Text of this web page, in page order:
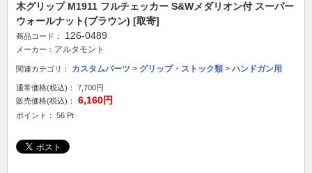
木グリップ M1911 フルチェッカー S&Wメダリオン付 スーパー
ウォールナット(ブラウン) [取寄]
商品コード： 126-0489
メーカー： アルタモント
関連カテゴリ： カスタムパーツ > グリップ・ストック類 > ハンドガン用
通常価格(税込)：
7,700円
販売価格(税込)：
6,160円
ポイント： 56 Pt